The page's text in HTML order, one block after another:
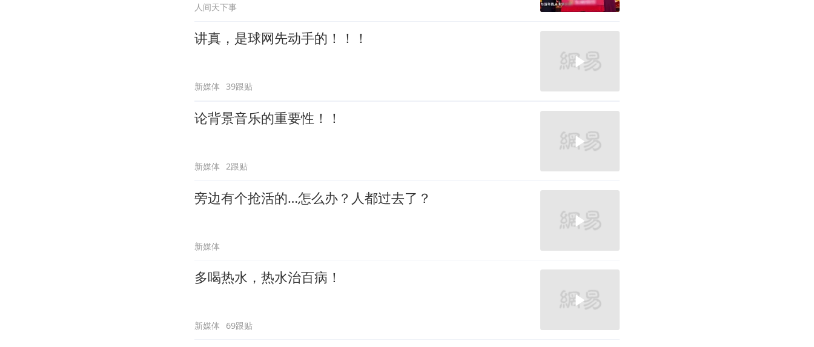
人间天下事
讲真，是球网先动手的！！！
新媒体 39跟贴
论背景音乐的重要性！！
新媒体 2跟贴
旁边有个抢活的…怎么办？人都过去了？
新媒体
多喝热水，热水治百病！
新媒体 69跟贴